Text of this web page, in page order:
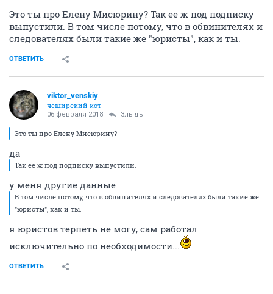
Это ты про Елену Мисюрину? Так ее ж под подписку
выпустили. В том числе потому, что в обвинителях и
следователях были такие же "юристы", как и ты.
ОТВЕТИТЬ
viktor_venskiy
чеширский кот
06 февраля 2018 Злыдь
Это ты про Елену Мисюрину?
да
Так ее ж под подписку выпустили.
у меня другие данные
В том числе потому, что в обвинителях и следователях были такие же
"юристы", как и ты.
я юристов терпеть не могу, сам работал
исключительно по необходимости...
ОТВЕТИТЬ